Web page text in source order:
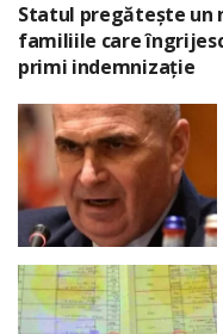
Statul pregătește un
familiile care
primi indemnizație